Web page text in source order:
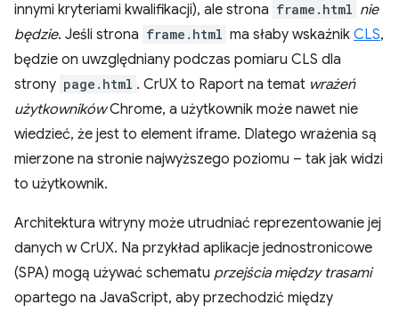
innymi kryteriami kwalifikacji), ale strona frame.html nie
będzie. Jeśli strona frame.html ma słaby wskaźnik CLS,
będzie on uwzględniany podczas pomiaru CLS dla
strony page.html . CrUX to Raport na temat wrażeń
użytkownikówChrome, a użytkownik może nawet nie
wiedzieć, że jest to element iframe. Dlatego wrażenia są
mierzone na stronie najwyższego poziomu – tak jak widzi
to użytkownik.
Architektura witryny może utrudniać reprezentowanie jej
danych w CrUX. Na przykład aplikacje jednostronicowe
(SPA) mogą używać schematu przejścia między trasami
opartego na JavaScript, aby przechodzić między